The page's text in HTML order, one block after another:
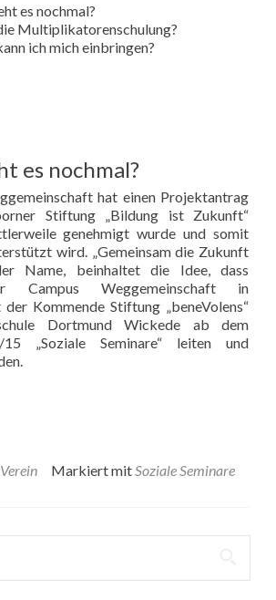
es nochmal?
Multiplikatorenschulung?
ich mich einbringen?
es nochmal?
hat einen Projektantrag
Stiftung „Bildung ist Zukunft“
genehmigt wurde und somit
wird. „Gemeinsam die Zukunft
Name, beinhaltet die Idee, dass
Campus Weggemeinschaft in
Kommende Stiftung „beneVolens“
Dortmund Wickede ab dem
15 „Soziale Seminare“ leiten und
Verein Markiert mit Soziale Seminare